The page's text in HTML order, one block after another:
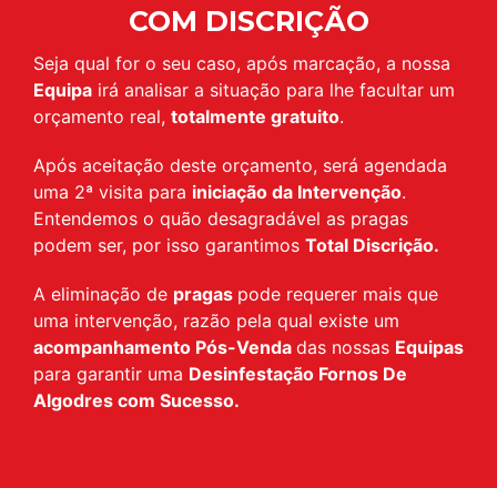
COM DISCRIÇÃO
Seja qual for o seu caso, após marcação, a nossa
Equipa irá analisar a situação para lhe facultar um
orçamento real, totalmente gratuito.
Após aceitação deste orçamento, será agendada
uma 2ª visita para iniciação da Intervenção.
Entendemos o quão desagradável as pragas
podem ser, por isso garantimos Total Discrição.
A eliminação de pragas pode requerer mais que
uma intervenção, razão pela qual existe um
acompanhamento Pós-Venda das nossas Equipas
para garantir uma Desinfestação Fornos De
Algodres com Sucesso.